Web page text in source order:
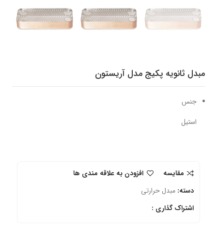
مبدل ثانویه پکیج مدل آریستون
جنس
استیل
مقایسه
افزودن به علاقه مندی ها
دسته: مبدل حرارتی
اشتراک گذاری :